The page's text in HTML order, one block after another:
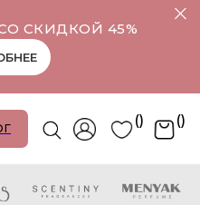
СКИДКОЙ 45%